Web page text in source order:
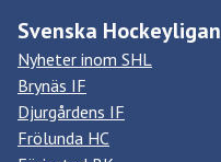
Svenska Hockeyligan
Nyheter inom SHL
Brynäs IF
Djurgårdens IF
Frölunda HC